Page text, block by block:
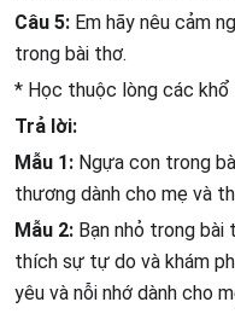
Câu 5: Em hãy nêu cảm
trong bài thơ.
* Học thuộc lòng các khổ
Trả lời:
Mẫu 1: Ngựa con trong
thương dành cho mẹ và
Mẫu 2: Bạn nhỏ trong
thích sự tự do và khám
yêu và nỗi nhớ dành cho